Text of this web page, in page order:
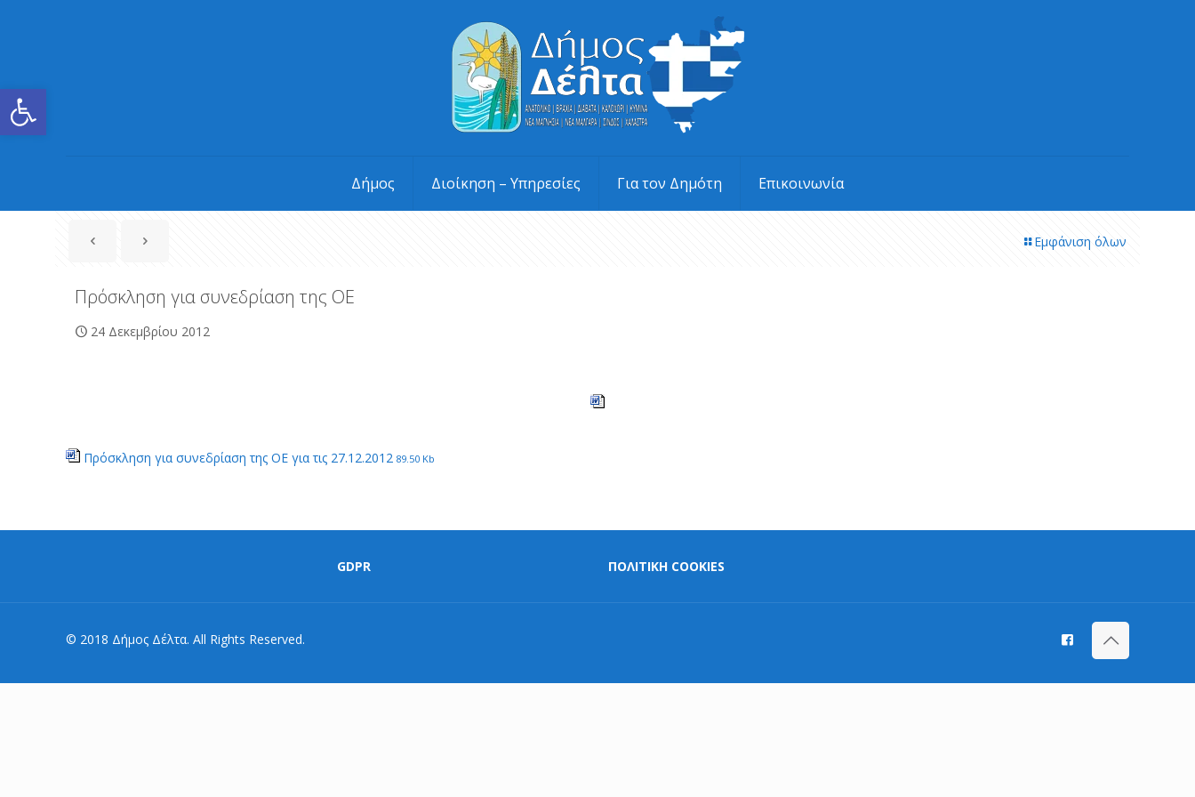
Ανοίξτε τη γραμμή εργαλείων
Δήμος Διοίκηση – Υπηρεσίες Για τον Δημότη Επικοινωνία
Εμφάνιση όλων
Πρόσκληση για συνεδρίαση της ΟΕ
24 Δεκεμβρίου 2012
Πρόσκληση για συνεδρίαση της ΟΕ για τις 27.12.2012 89.50 Kb
GDPR ΠΟΛΙΤΙΚΗ COOKIES
© 2018 Δήμος Δέλτα. All Rights Reserved.